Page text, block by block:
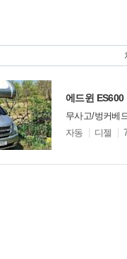
에드윈 ES600
무사고/벙커베
모
션
자동 디젤